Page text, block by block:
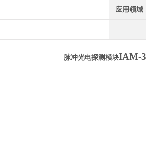
应用领域
脉冲光电探测模块IAM-